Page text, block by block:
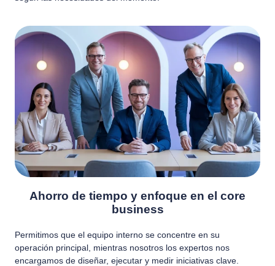
Ahorro de tiempo y enfoque en el core
business
Permitimos que el equipo interno se concentre en su
operación principal, mientras nosotros los expertos nos
encargamos de diseñar, ejecutar y medir iniciativas clave.